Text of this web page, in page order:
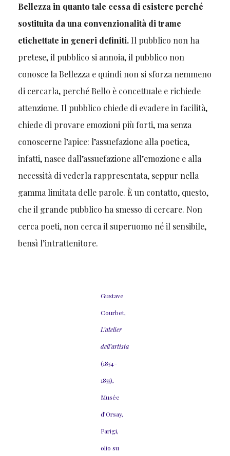
Bellezza in quanto tale cessa di esistere perché
sostituita da una convenzionalità di trame
etichettate in generi definiti.Il pubblico non ha
pretese, il pubblico si annoia, il pubblico non
conosce la Bellezza e quindi non si sforza nemmeno
di cercarla, perché Bello è concettuale e richiede
attenzione. Il pubblico chiede di evadere in facilità,
chiede di provare emozioni più forti, ma senza
conoscerne l’apice: l’assuefazione alla poetica,
infatti, nasce dall’assuefazione all’emozione e alla
necessità di vederla rappresentata, seppur nella
gamma limitata delle parole. È un contatto, questo,
che il grande pubblico ha smesso di cercare. Non
cerca poeti, non cerca il superuomo né il sensibile,
bensì l’intrattenitore.
Gustave
Courbet,
L’atelier
dell’artista
(1854-
1855),
Musée
d’Orsay,
Parigi,
olio su